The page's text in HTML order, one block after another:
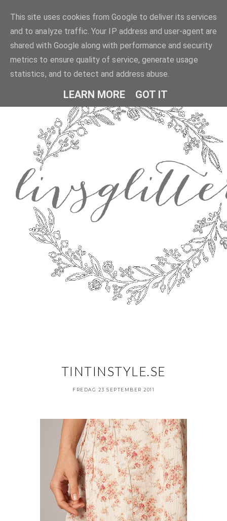
TINTINSTYLE.SE
FREDAG 23 SEPTEMBER 2011
This site uses cookies from Google to deliver its services
and to analyze traffic. Your IP address and user-agent are
shared with Google along with performance and security
metrics to ensure quality of service, generate usage
statistics, and to detect and address abuse.
LEARN MORE GOT IT